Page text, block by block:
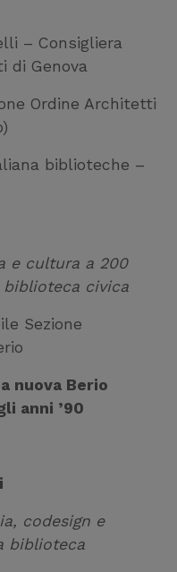
– Consigliera
di Genova
Ordine Architetti
biblioteche –
e cultura a 200
civica
Sezione
nuova Berio
anni ’90
codesign e
biblioteca